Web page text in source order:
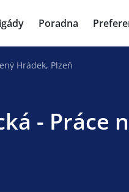
Poradna
Hrádek, Plzeň
- Práce